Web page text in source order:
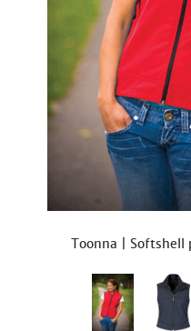
Toonna | Softshell